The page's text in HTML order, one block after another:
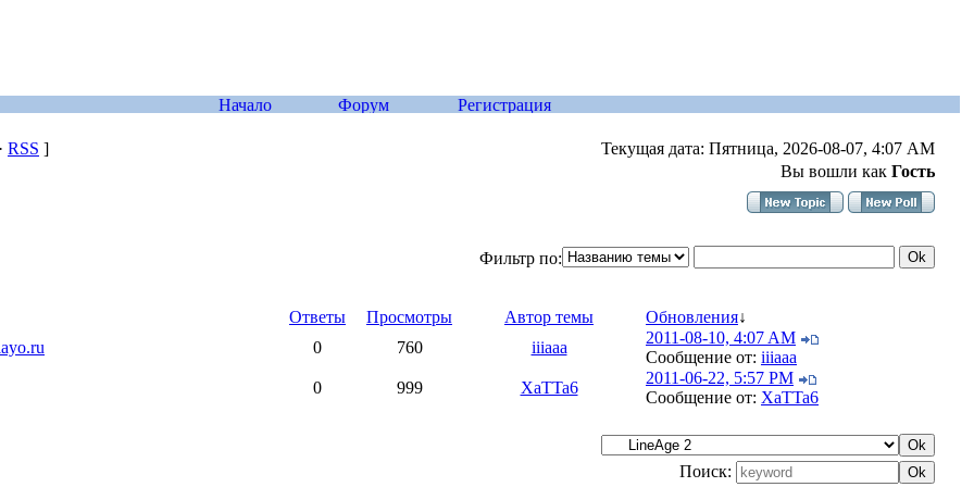
RSS ]
Текущая дата: Пятница, 2026-08-07, 4:07 AM
Вы вошли как Гость
Фильтр по:
Ответы Просмотры Автор темы Обновления↓
0 760 iiiaaa
2011-08-10, 4:07 AM
Сообщение от: iiiaaa
0
999 XaTTa6
2011-06-22, 5:57 PM
Сообщение от: XaTTa6
Поиск: